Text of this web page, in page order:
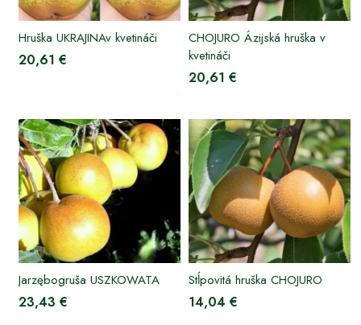
Hruška UKRAJINAv kvetináči
20,61 €
CHOJURO Ázijská hruška v
kvetináči
20,61 €
Jarzębogruša USZKOWATA
23,43 €
Stĺpovitá hruška CHOJURO
14,04 €